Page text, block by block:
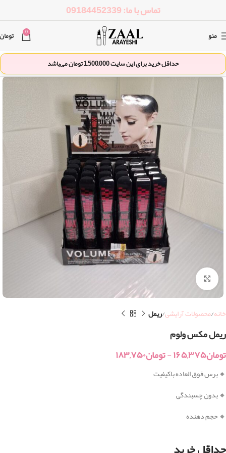
تماس با ما: 09184452339
منو 0 تومان
حداقل خرید برای این سایت1,500,000تومان می‌باشد
بزرگنمایی تصویر
خانه محصولات آرایشی ریمل
ریمل مکس ولوم
تومان۱۶۵,۳۷۵-تومان۱۸۳,۷۵۰
🔸 برس فوق العاده باکیفیت
🔸 بدون چسبندگی
🔸 حجم دهنده